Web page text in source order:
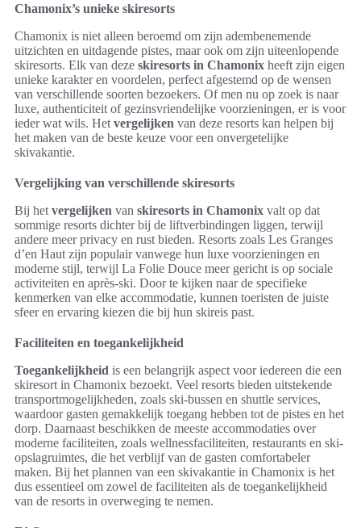
Chamonix’s unieke skiresorts
Chamonix is niet alleen beroemd om zijn adembenemende
uitzichten en uitdagende pistes, maar ook om zijn uiteenlopende
skiresorts. Elk van deze skiresorts in Chamonix heeft zijn eigen
unieke karakter en voordelen, perfect afgestemd op de wensen
van verschillende soorten bezoekers. Of men nu op zoek is naar
luxe, authenticiteit of gezinsvriendelijke voorzieningen, er is voor
ieder wat wils. Het vergelijken van deze resorts kan helpen bij
het maken van de beste keuze voor een onvergetelijke
skivakantie.
Vergelijking van verschillende skiresorts
Bij het vergelijken van skiresorts in Chamonix valt op dat
sommige resorts dichter bij de liftverbindingen liggen, terwijl
andere meer privacy en rust bieden. Resorts zoals Les Granges
d’en Haut zijn populair vanwege hun luxe voorzieningen en
moderne stijl, terwijl La Folie Douce meer gericht is op sociale
activiteiten en après-ski. Door te kijken naar de specifieke
kenmerken van elke accommodatie, kunnen toeristen de juiste
sfeer en ervaring kiezen die bij hun skireis past.
Faciliteiten en toegankelijkheid
Toegankelijkheid is een belangrijk aspect voor iedereen die een
skiresort in Chamonix bezoekt. Veel resorts bieden uitstekende
transportmogelijkheden, zoals ski-bussen en shuttle services,
waardoor gasten gemakkelijk toegang hebben tot de pistes en het
dorp. Daarnaast beschikken de meeste accommodaties over
moderne faciliteiten, zoals wellnessfaciliteiten, restaurants en ski-
opslagruimtes, die het verblijf van de gasten comfortabeler
maken. Bij het plannen van een skivakantie in Chamonix is het
dus essentieel om zowel de faciliteiten als de toegankelijkheid
van de resorts in overweging te nemen.